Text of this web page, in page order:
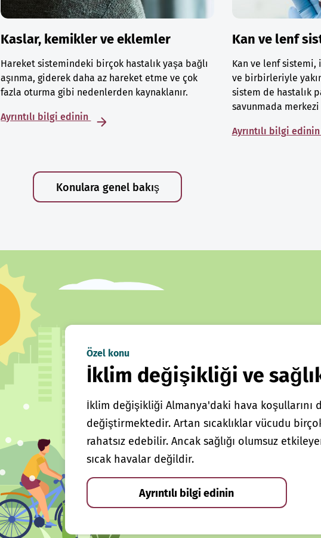
Kaslar, kemikler ve eklemler
Hareket sistemindeki birçok hastalık yaşa bağlı
aşınma, giderek daha az hareket etme ve çok
fazla oturma gibi nedenlerden kaynaklanır.
Ayrıntılı bilgi edinin
Kan ve lenf
Kan ve lenf sistemi,
ve birbirleriyle
sistem de hastalık
savunmada
Ayrıntılı bilgi edinin
Konulara genel bakış
Özel konu
İklim değişikliği ve
İklim değişikliği Almanya'daki hava koşullarını
değiştirmektedir. Artan sıcaklıklar vücudu
rahatsız edebilir. Ancak sağlığı olumsuz
sıcak havalar değildir.
Ayrıntılı bilgi edinin